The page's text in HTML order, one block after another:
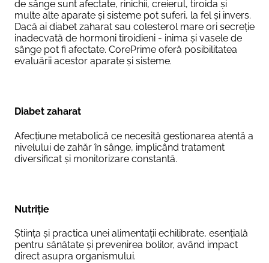
de sânge sunt afectate, rinichii, creierul, tiroida și
multe alte aparate și sisteme pot suferi, la fel și invers.
Dacă ai diabet zaharat sau colesterol mare ori secreție
inadecvată de hormoni tiroidieni - inima și vasele de
sânge pot fi afectate. CorePrime oferă posibilitatea
evaluării acestor aparate și sisteme.
Diabet zaharat
Afecțiune metabolică ce necesită gestionarea atentă a
nivelului de zahăr în sânge, implicând tratament
diversificat și monitorizare constantă.
Nutriție
Știința și practica unei alimentații echilibrate, esențială
pentru sănătate și prevenirea bolilor, având impact
direct asupra organismului.